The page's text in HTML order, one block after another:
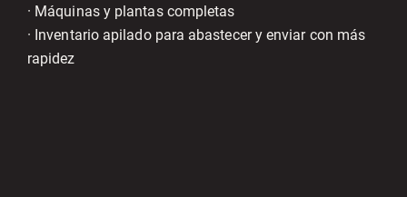
· Máquinas y plantas completas
· Inventario apilado para abastecer y enviar con más
rapidez